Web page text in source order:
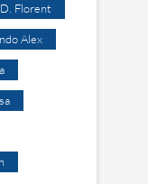
Florent
Alex